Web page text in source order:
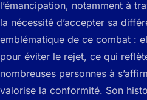
l’émancipation, notamment à
la nécessité d’accepter sa
emblématique de ce combat :
pour éviter le rejet, ce qui
nombreuses personnes à
valorise la conformité. Son